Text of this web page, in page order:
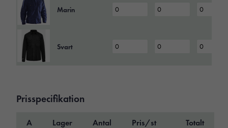
Marin
Svart
Prisspecifikation
A
Lager Antal Pris/st Totalt